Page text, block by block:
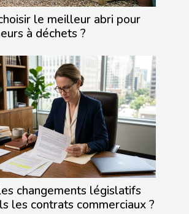
le meilleur abri pour
à déchets ?
changements législatifs
les contrats commerciaux ?